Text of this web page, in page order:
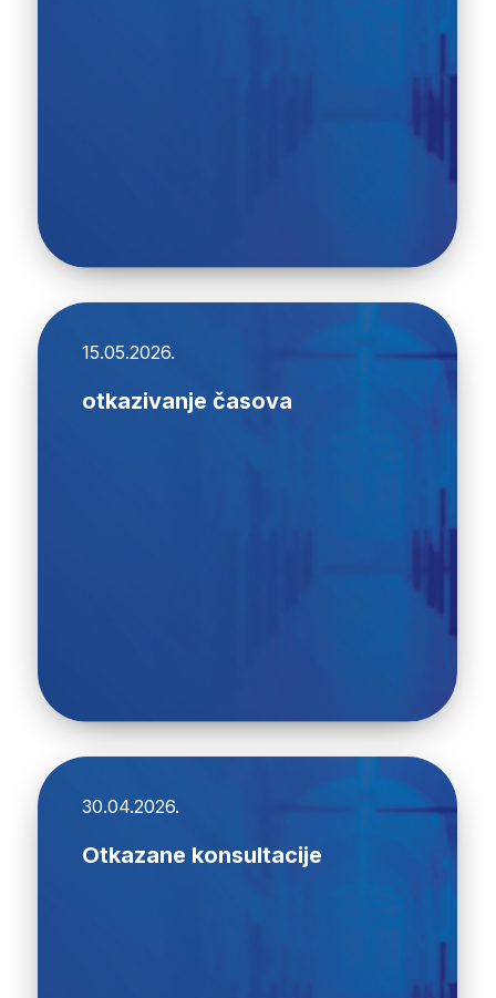
15.05.2026.
otkazivanje časova
30.04.2026.
Otkazane konsultacije